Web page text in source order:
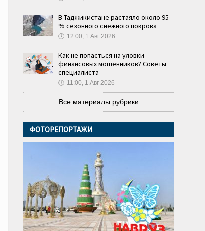
В Таджикистане растаяло около 95
% сезонного снежного покрова
🕔 12:00, 1.Авг 2026
Как не попасться на уловки
финансовых мошенников? Советы
специалиста
🕔 11:00, 1.Авг 2026
Все материалы рубрики
ФОТОРЕПОРТАЖИ